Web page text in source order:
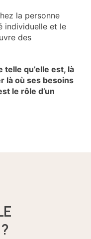
la personne
individuelle et le
des
qu’elle est, là
là où ses besoins
le rôle d’un